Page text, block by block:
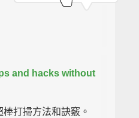
and hacks without
打掃方法和訣竅。